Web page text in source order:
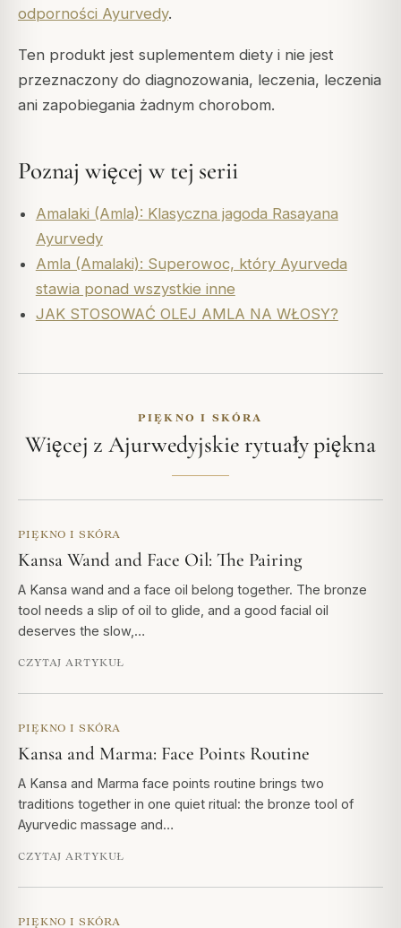
odporności Ayurvedy.
Ten produkt jest suplementem diety i nie jest
przeznaczony do diagnozowania, leczenia, leczenia
ani zapobiegania żadnym chorobom.
Poznaj więcej w tej serii
Amalaki (Amla): Klasyczna jagoda Rasayana
Ayurvedy
Amla (Amalaki): Superowoc, który Ayurveda
stawia ponad wszystkie inne
JAK STOSOWAĆ OLEJ AMLA NA WŁOSY?
PIĘKNO I SKÓRA
Więcej z Ajurwedyjskie rytuały piękna
PIĘKNO I SKÓRA
Kansa Wand and Face Oil: The Pairing
A Kansa wand and a face oil belong together. The bronze
tool needs a slip of oil to glide, and a good facial oil
deserves the slow,…
CZYTAJ ARTYKUŁ
PIĘKNO I SKÓRA
Kansa and Marma: Face Points Routine
A Kansa and Marma face points routine brings two
traditions together in one quiet ritual: the bronze tool of
Ayurvedic massage and…
CZYTAJ ARTYKUŁ
PIĘKNO I SKÓRA